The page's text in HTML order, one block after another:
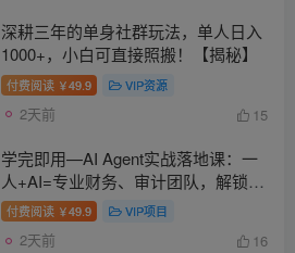
深耕三年的单身社群玩法，单人日入
1000+，小白可直接照搬！【揭秘】
付费阅读 ￥49.9 VIP资源
2天前 15
学完即用—AI Agent实战落地课：一
人+AI=专业财务、审计团队，解锁财
务审计自动化全新工作模式（更新
0804）
付费阅读 ￥49.9 VIP项目
2天前 16